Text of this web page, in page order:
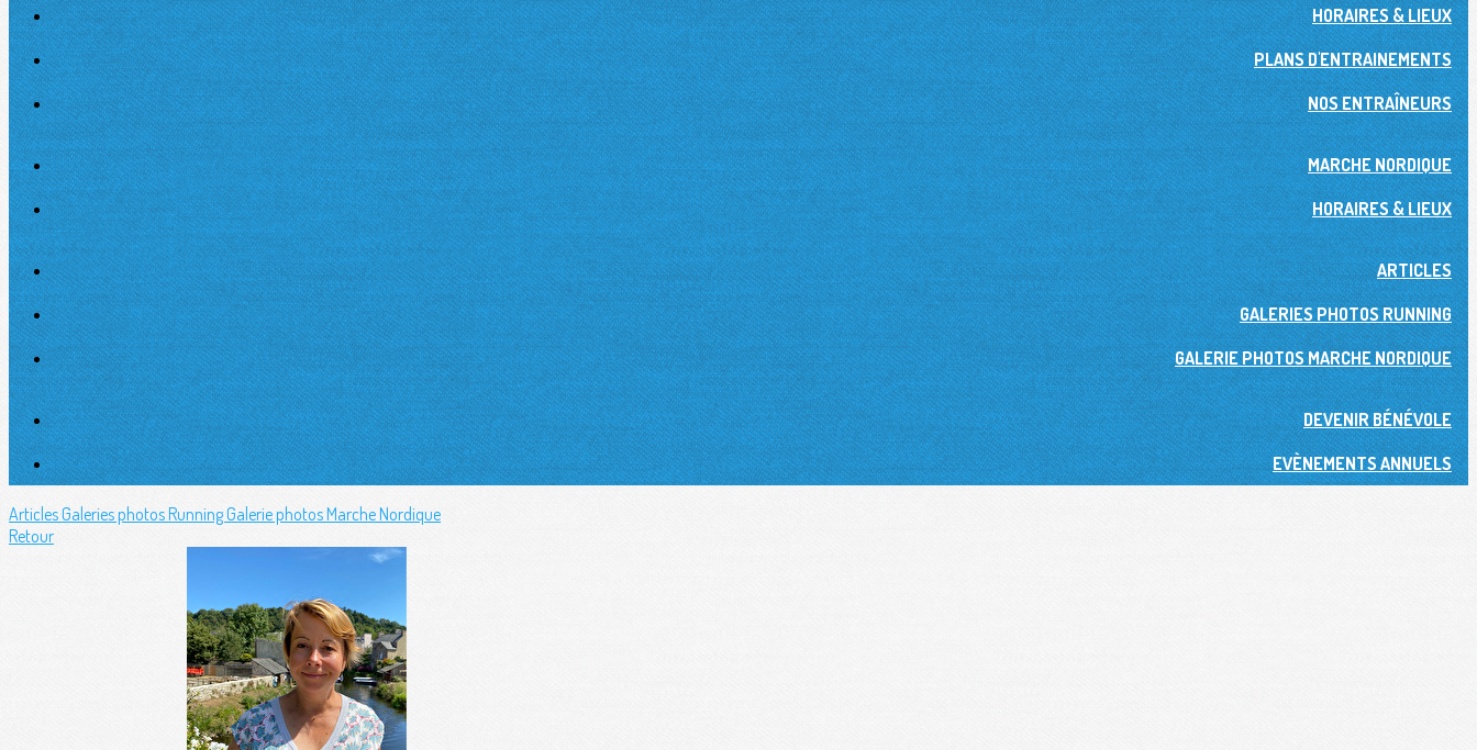
HORAIRES & LIEUX
PLANS D'ENTRAINEMENTS
NOS ENTRAÎNEURS
MARCHE NORDIQUE
HORAIRES & LIEUX
ARTICLES
GALERIES PHOTOS RUNNING
GALERIE PHOTOS MARCHE NORDIQUE
DEVENIR BÉNÉVOLE
EVÈNEMENTS ANNUELS
ArticlesGaleries photos RunningGalerie photos Marche Nordique
Retour